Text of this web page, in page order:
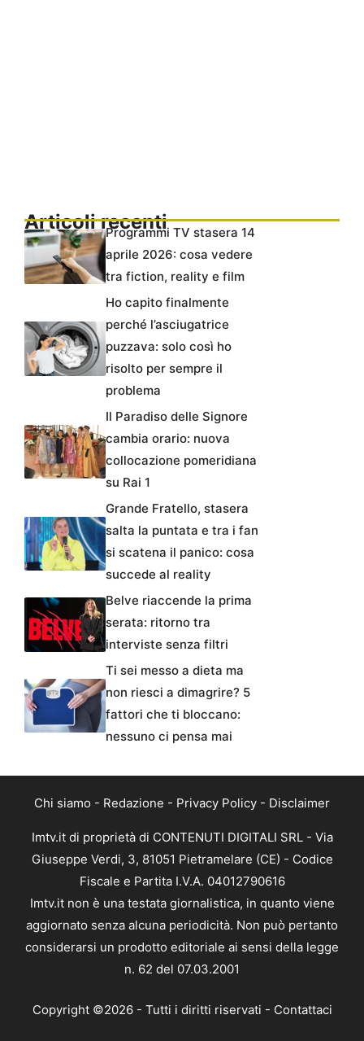
Articoli recentiProgrammi TV stasera 14
aprile 2026: cosa vedere
tra fiction, reality e film
Ho capito finalmente
perché l’asciugatrice
puzzava: solo così ho
risolto per sempre il
problema
Il Paradiso delle Signore
cambia orario: nuova
collocazione pomeridiana
su Rai 1
Grande Fratello, stasera
salta la puntata e tra i fan
si scatena il panico: cosa
succede al reality
Belve riaccende la prima
serata: ritorno tra
interviste senza filtri
Ti sei messo a dieta ma
non riesci a dimagrire? 5
fattori che ti bloccano:
nessuno ci pensa mai
Chi siamo - Redazione - Privacy Policy - Disclaimer
Imtv.it di proprietà di CONTENUTI DIGITALI SRL - Via
Giuseppe Verdi, 3, 81051 Pietramelare (CE) - Codice
Fiscale e Partita I.V.A. 04012790616
Imtv.it non è una testata giornalistica, in quanto viene
aggiornato senza alcuna periodicità. Non può pertanto
considerarsi un prodotto editoriale ai sensi della legge
n. 62 del 07.03.2001
Copyright ©2026 - Tutti i diritti riservati - Contattaci